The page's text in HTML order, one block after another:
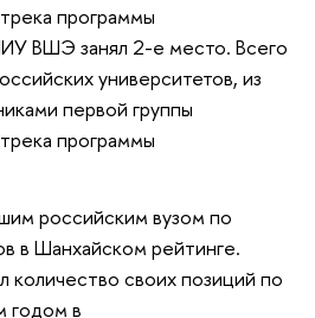
программы
ВШЭ занял 2-е место. Всего
университетов, из
первой группы
программы
российским вузом по
в Шанхайском рейтинге.
количество своих позиций по
годом в